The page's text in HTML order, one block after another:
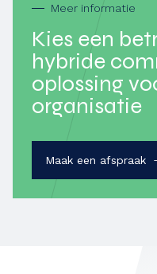
Meer informatie
Kies een
hybride
oplossing
organisatie
Maak een afspraak